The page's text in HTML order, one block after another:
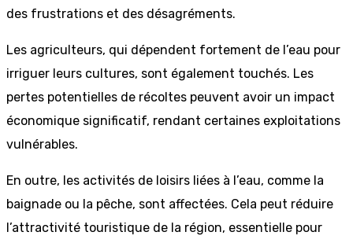
des frustrations et des désagréments.
Les agriculteurs, qui dépendent fortement de l’eau pour
irriguer leurs cultures, sont également touchés. Les
pertes potentielles de récoltes peuvent avoir un impact
économique significatif, rendant certaines exploitations
vulnérables.
En outre, les activités de loisirs liées à l’eau, comme la
baignade ou la pêche, sont affectées. Cela peut réduire
l’attractivité touristique de la région, essentielle pour